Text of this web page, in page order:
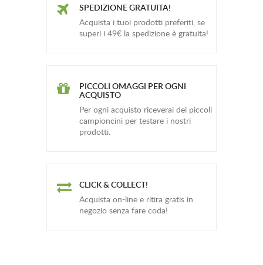
SPEDIZIONE GRATUITA!
Acquista i tuoi prodotti preferiti, se
superi i 49€ la spedizione è gratuita!
PICCOLI OMAGGI PER OGNI
ACQUISTO
Per ogni acquisto riceverai dei piccoli
campioncini per testare i nostri
prodotti.
CLICK & COLLECT!
Acquista on-line e ritira gratis in
negozio senza fare coda!